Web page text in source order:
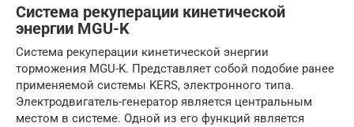
Система рекуперации кинетической
энергии MGU-K
Система рекуперации кинетической энергии
торможения MGU-K. Представляет собой подобие ранее
применяемой системы KERS, электронного типа.
Электродвигатель-генератор является центральным
местом в системе. Одной из его функций является